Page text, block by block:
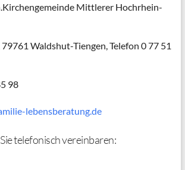
Mittlerer Hochrhein-
Waldshut-Tiengen, Telefon 0 77 51
98
lebensberatung.de
telefonisch vereinbaren: